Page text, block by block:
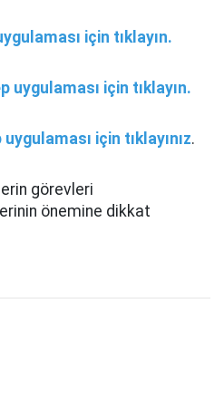
için tıklayın.
uygulaması için tıklayın.
uygulaması için tıklayınız.
görevleri
önemine dikkat